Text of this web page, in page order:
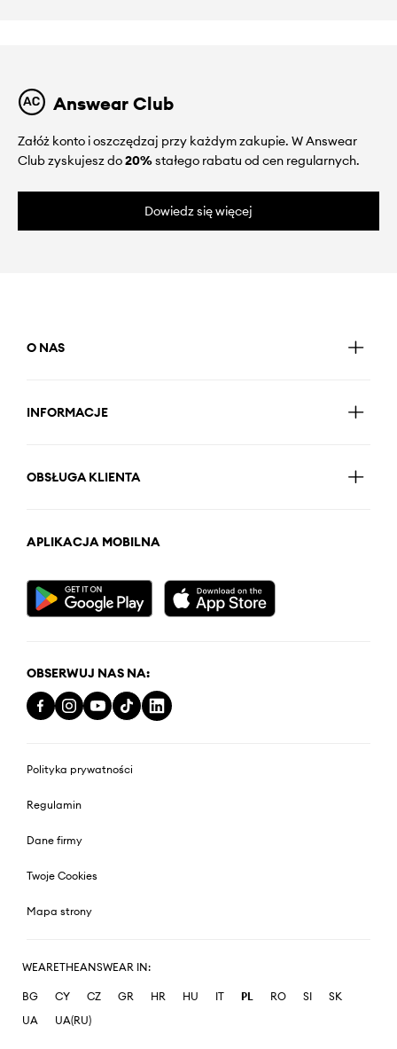
Answear Club
Załóż konto i oszczędzaj przy każdym zakupie. W Answear
Club zyskujesz do20%stałego rabatu od cen regularnych.
Dowiedz się więcej
O NAS
INFORMACJE
OBSŁUGA KLIENTA
APLIKACJA MOBILNA
OBSERWUJ NAS NA:
Polityka prywatności
Regulamin
Dane firmy
Twoje Cookies
Mapa strony
WEARETHEANSWEAR IN:
BG CY CZ GR HR HU IT PL RO SI
SK
UA
UA(RU)